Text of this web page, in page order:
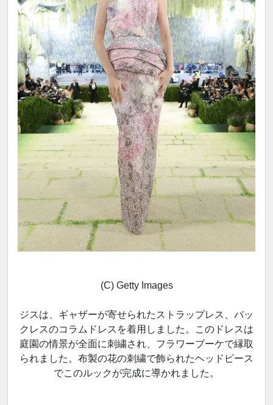
(C) Getty Images
ジスは、ギャザーが寄せられたストラップレス、バッ
クレスのコラムドレスを着用しました。このドレスは
庭園の情景が全面に刺繍され、フラワーブーケで縁取
られました。布製の花の刺繍で飾られたヘッドピース
でこのルックが完成に導かれました。